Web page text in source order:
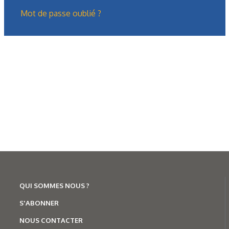
Mot de passe oublié ?
QUI SOMMES NOUS ?
S'ABONNER
NOUS CONTACTER